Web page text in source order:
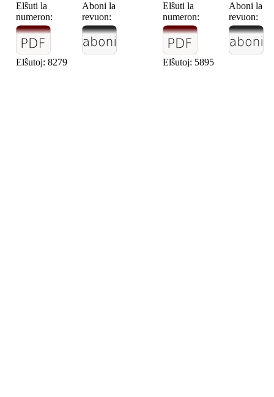
Elŝuti la
numeron:
Aboni la
revuon:
Elŝutoj: 8279
Elŝuti la
numeron:
Aboni la
revuon:
Elŝutoj: 5895